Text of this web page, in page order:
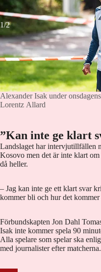
1/2
Alexander Isak under onsdagens
Lorentz Allard
”Kan inte ge klart
Landslaget har intervjutillfällen
Kosovo men det är inte klart
då heller.
– Jag kan inte ge ett klart svar
kommer bli och hur det kommer
Förbundskapten Jon Dahl
Isak inte kommer spela 90
Alla spelare som spelar ska
med journalister efter matcherna.